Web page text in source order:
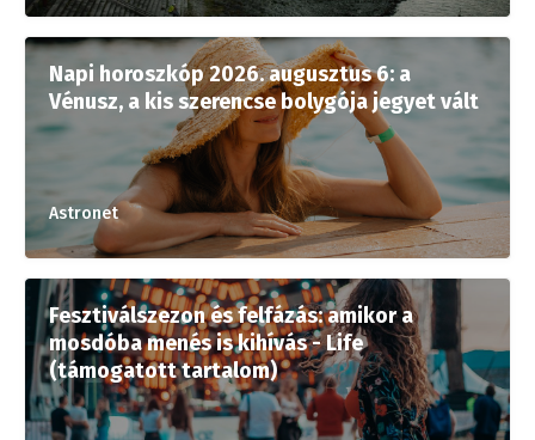
Napi horoszkóp 2026. augusztus 6: a
Vénusz, a kis szerencse bolygója jegyet vált
Astronet
Fesztiválszezon és felfázás: amikor a
mosdóba menés is kihívás - Life
(támogatott tartalom)